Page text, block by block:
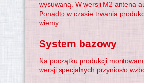
wysuwaną. W wersji M2 antena
Ponadto w czasie trwania
wiemy.
System bazowy
Na początku produkcji
wersji specjalnych przyniosło